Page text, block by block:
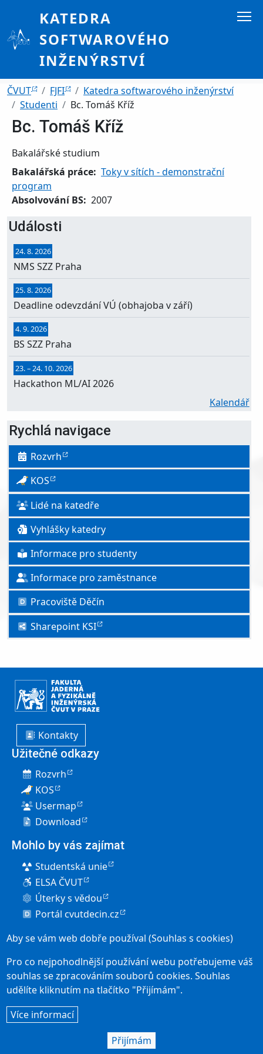
KATEDRA
SOFTWAROVÉHO
INŽENÝRSTVÍ
Drobečková navigace
ČVUT FJFI
Katedra softwarového inženýrství
Studenti
Bc. Tomáš Kříž
Události
NMS SZZ Praha
24. 8. 2026
Deadline odevzdání VÚ (obhajoba v září)
25. 8. 2026
BS SZZ Praha
4. 9. 2026
Hackathon ML/AI 2026
23.–24. 10. 2026
Kalendář
Rychlá navigace
Rozvrh
KOS
Lidé na katedře
Vyhlášky katedry
Informace pro studenty
Informace pro zaměstnance
Pracoviště Děčín
Sharepoint KSI
Bc. Tomáš Kříž
Bakalářské studium
Bakalářská práce Toky v sítích - demonstrační
program
Absolvování BS 2007
Kontakty
Užitečné odkazy
Rozvrh
KOS
Usermap
Download
Mohlo by vás zajímat
Studentská unie
ELSA ČVUT
Úterky s vědou
Portál cvutdecin.cz
Pro uchazeče
Elektronická přihláška
Přijímací řízení
Studium v Děčíně
User account menu
Přihlásit se
Aby se vám web dobře používal (Souhlas s cookies)
Pro co nejpohodlnější používání webu potřebujeme váš
souhlas se zpracováním souborů cookies. Souhlas
udělíte kliknutím na tlačítko "Přijímám".
Více informací
Přijímám